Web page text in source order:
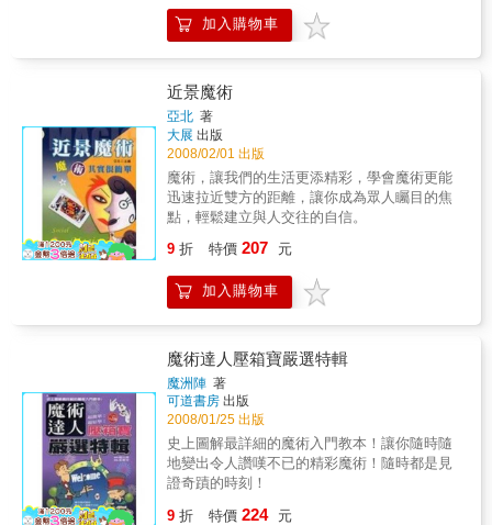
姐，我們真的很有緣分，不信我變個魔術給你
看！雖然我們彼此不那麼熟悉，可是我卻知道
你很多的秘密喔…）這個章節將傳授你一些有
機會摸到心儀對象的小手或有肢體碰觸、眼神
交會的魔術，而這些最能打開話匣子、吸引冰
山美人注意的魔法，保證會讓她對你印象深
刻！2.增加好感 讓女生既驚又喜的魔術（小
姐，我們命中注定要在一起，月老早已把紅線
綁在你我身上囉…）討好心儀的對象有個很重
要的技巧，那就是即使是請她吃顆糖，你也要
用魔術的方法變出來，那才叫「炫」啦！這裡
提供一些會讓女生們破涕為笑、忘掉煩惱的開
懷魔術。3.屬於你的神秘感 讓女生捉摸不定甚
至崇拜你的魔術（這裡提供你擺脫宅男味，讓
你看上去就是那個帥翻了的型男魔術！）喔！
女生們自動抱緊你，不敢東張西望，對你百分
百Orz的魔術啦！
加入購物車
近景魔術
亞北 著
大展 出版
2008/02/01 出版
魔術，讓我們的生活更添精彩，學會魔術更能
迅速拉近雙方的距離，讓你成為眾人矚目的焦
點，輕鬆建立與人交往的自信。
9 折 特價 207 元
加入購物車
魔術達人壓箱寶嚴選特輯
魔洲陣 著
可道書房 出版
2008/01/25 出版
史上圖解最詳細的魔術入門教本！讓你隨時隨
地變出令人讚嘆不已的精彩魔術！隨時都是見
證奇蹟的時刻！
9 折 特價 224 元